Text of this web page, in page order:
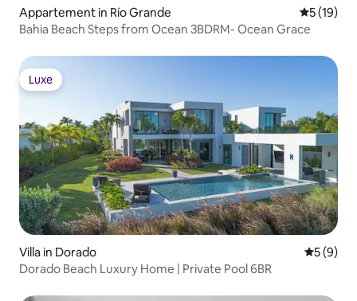
Appartement in Río Grande
5 (19)
Bahia Beach Steps from Ocean 3BDRM- Ocean Grace
Luxe
Luxe
Villa in Dorado
5 (9)
Dorado Beach Luxury Home | Private Pool 6BR